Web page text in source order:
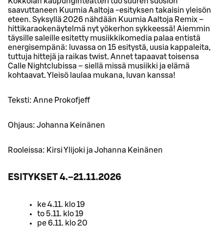
saavuttaneen Kuumia Aaltoja -esityksen takaisin yleisön
eteen. Syksyllä 2026 nähdään Kuumia Aaltoja Remix –
hittikaraokenäytelmä nyt yökerhon sykkeessä! Aiemmin
täysille saleille esitetty musiikkikomedia palaa entistä
energisempänä: luvassa on 15 esitystä, uusia kappaleita,
tuttuja hittejä ja raikas twist. Annet tapaavat toisensa
Calle Nightclubissa – siellä missä musiikki ja elämä
kohtaavat. Yleisö laulaa mukana, luvan kanssa!
Teksti: Anne Prokofjeff
Ohjaus: Johanna Keinänen
Rooleissa: Kirsi Ylijoki ja Johanna Keinänen
ESITYKSET 4.–21.11.2026
ke 4.11. klo 19
to 5.11. klo 19
pe 6.11. klo 20